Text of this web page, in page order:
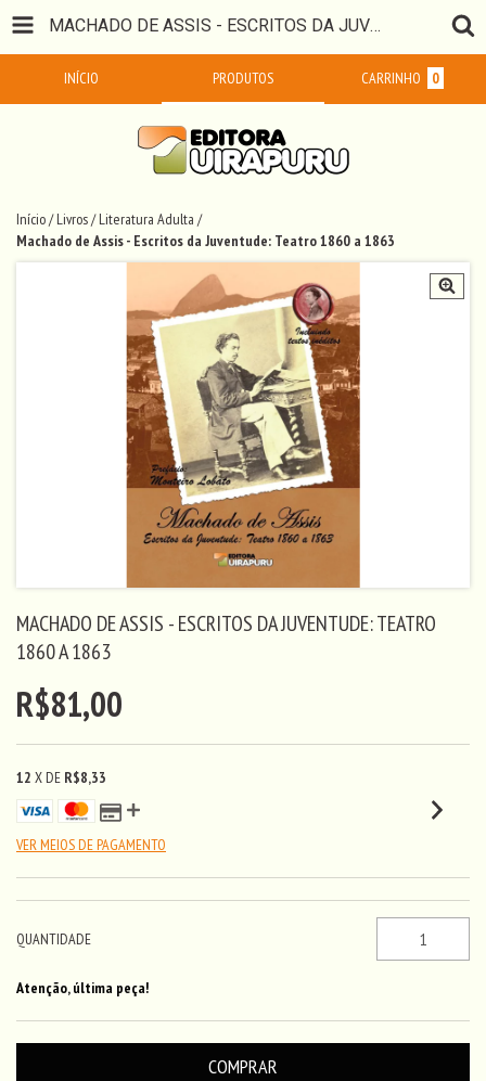
MACHADO DE ASSIS - ESCRITOS DA JUVENTUDE: TEATRO 1860 A 1863
INÍCIO PRODUTOS CARRINHO 0
Início/ Livros/ Literatura Adulta /
Machado de Assis - Escritos da Juventude: Teatro 1860 a 1863
MACHADO DE ASSIS - ESCRITOS DA JUVENTUDE: TEATRO
1860 A 1863
R$81,00
12 X DE R$8,33
VER MEIOS DE PAGAMENTO
QUANTIDADE
Atenção, última peça!